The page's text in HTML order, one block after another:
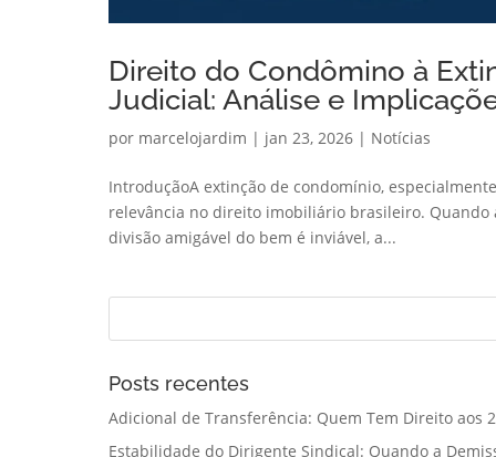
Direito do Condômino à
Judicial: Análise e
por marcelojardim | jan 23, 2026 | Notícias
IntroduçãoA extinção de condomínio,
relevância no direito imobiliário brasileiro.
divisão amigável do bem é inviável, a...
Posts recentes
Adicional de Transferência: Quem Tem Direito aos
Estabilidade do Dirigente Sindical: Quando a